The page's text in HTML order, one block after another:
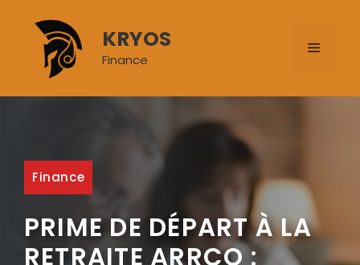
contenu
KRYOS
Finance
MENU
Finance
PRIME DE DÉPART À LA
RETRAITE ARRCO :